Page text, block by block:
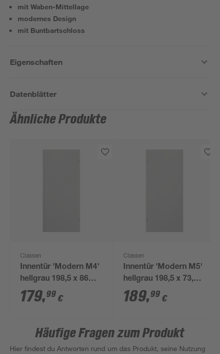
mit Waben-Mittellage
modernes Design
mit Buntbartschloss
Eigenschaften
Datenblätter
Ähnliche Produkte
Classen
Innentür 'Modern M4'
hellgrau 198,5 x 86
cm, Rechtsanschlag
179,99 €
Classen
Innentür 'Modern M5'
hellgrau 198,5 x 73,5
cm, Linksanschlag
189,99 €
Häufige Fragen zum Produkt
Hier findest du Antworten rund um das Produkt, seine Nutzung